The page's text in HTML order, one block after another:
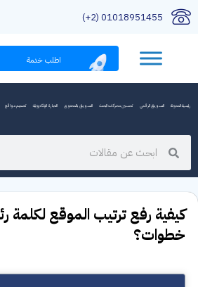
01018951455 (2+)
اطلب خدمة
رئيسية المدونة التسويق الرقمي تحسين محركات البحث التسويق بالمحتوى التجارة الإلكترونية تصميم مواقع
خطوات؟